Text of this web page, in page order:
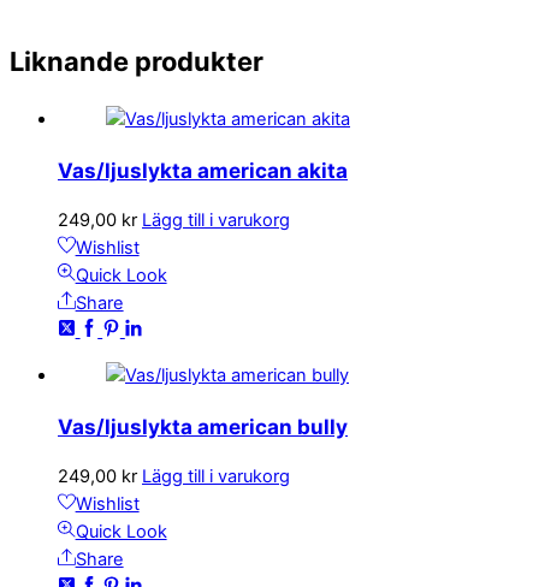
Liknande produkter
Vas/ljuslykta american akita
249,00 kr Lägg till i varukorg
Wishlist
Quick Look
Share
Vas/ljuslykta american bully
249,00 kr Lägg till i varukorg
Wishlist
Quick Look
Share